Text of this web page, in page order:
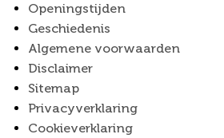
Openingstijden
Geschiedenis
Algemene voorwaarden
Disclaimer
Sitemap
Privacyverklaring
Cookieverklaring